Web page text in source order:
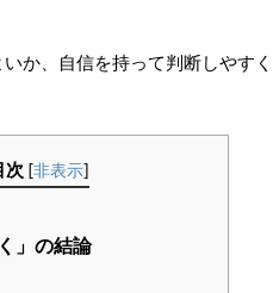
か、自信を持って判断しやす
次 [非表示]
」の結論